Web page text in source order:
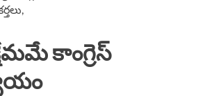
కాంగ్రెస్